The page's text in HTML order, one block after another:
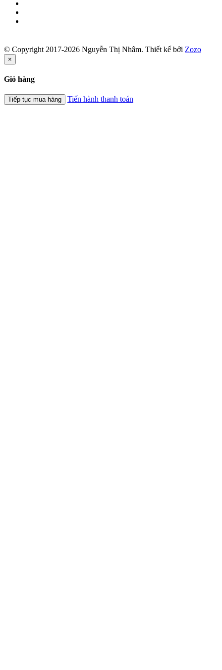
© Copyright 2017-2026 Nguyễn Thị Nhâm. Thiết kế bởi Zozo
×
Giỏ hàng
Tiếp tục mua hàng Tiến hành thanh toán